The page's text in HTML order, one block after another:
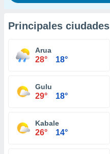
Principales ciudades
Arua
28° 18°
Gulu
29° 18°
Kabale
26° 14°